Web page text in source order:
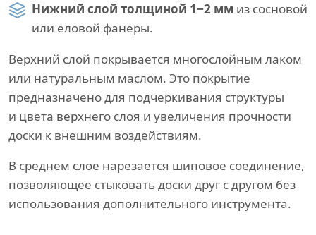
Нижний слой толщиной 1−2 мм из сосновой
или еловой фанеры.
Верхний слой покрывается многослойным лаком
или натуральным маслом. Это покрытие
предназначено для подчеркивания структуры
и цвета верхнего слоя и увеличения прочности
доски к внешним воздействиям.
В среднем слое нарезается шиповое соединение,
позволяющее стыковать доски друг с другом без
использования дополнительного инструмента.